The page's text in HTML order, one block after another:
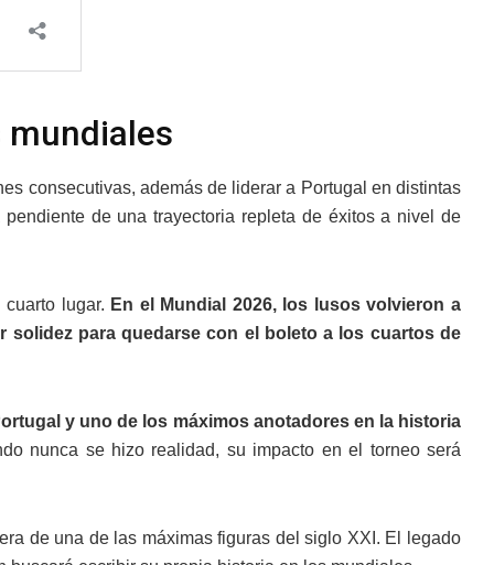
mundiales
consecutivas, además de liderar a Portugal en distintas
de una trayectoria repleta de éxitos a nivel de
lugar. En el Mundial 2026, los lusos volvieron a
para quedarse con el boleto a los cuartos de
y uno de los máximos anotadores en la historia
nunca se hizo realidad, su impacto en el torneo será
de una de las máximas figuras del siglo XXI. El legado